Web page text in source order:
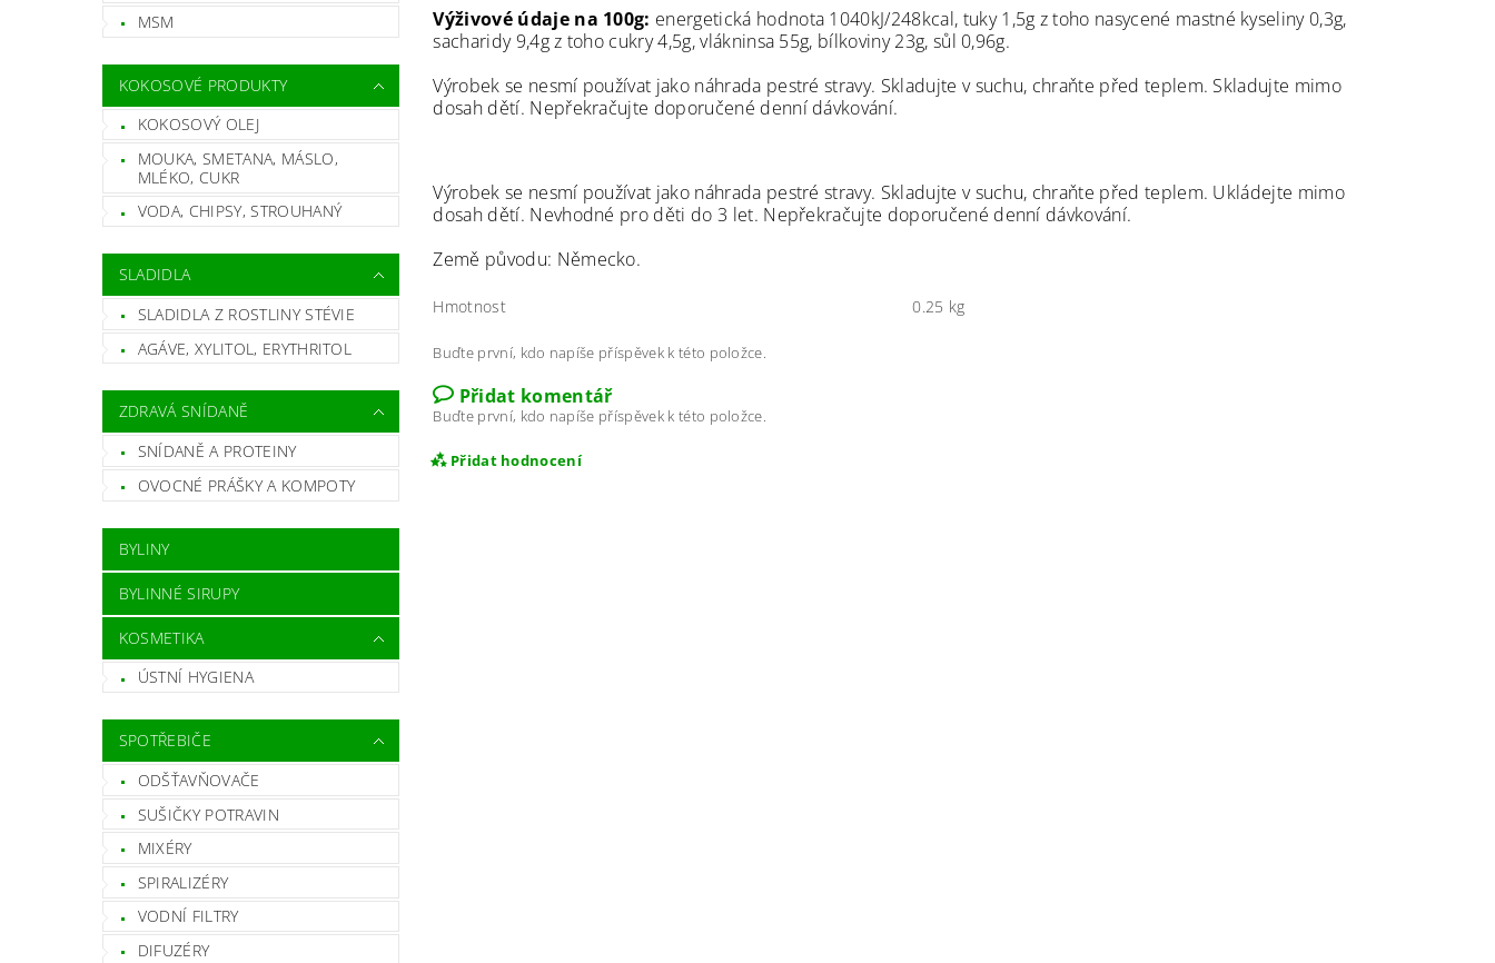
MSM
KOKOSOVÉ PRODUKTY
KOKOSOVÝ OLEJ
MOUKA, SMETANA, MÁSLO,
MLÉKO, CUKR
VODA, CHIPSY, STROUHANÝ
SLADIDLA
SLADIDLA Z ROSTLINY STÉVIE
AGÁVE, XYLITOL, ERYTHRITOL
ZDRAVÁ SNÍDANĚ
SNÍDANĚ A PROTEINY
OVOCNÉ PRÁŠKY A KOMPOTY
BYLINY
BYLINNÉ SIRUPY
KOSMETIKA
ÚSTNÍ HYGIENA
SPOTŘEBIČE
ODŠŤAVŇOVAČE
SUŠIČKY POTRAVIN
MIXÉRY
SPIRALIZÉRY
VODNÍ FILTRY
DIFUZÉRY
Výživové údaje na 100g: energetická hodnota 1040kJ/248kcal, tuky 1,5g z toho nasycené mastné kyseliny 0,3g,
sacharidy 9,4g z toho cukry 4,5g, vlákninsa 55g, bílkoviny 23g, sůl 0,96g.
Výrobek se nesmí používat jako náhrada pestré stravy. Skladujte v suchu, chraňte před teplem. Skladujte mimo
dosah dětí. Nepřekračujte doporučené denní dávkování.
Výrobek se nesmí používat jako náhrada pestré stravy. Skladujte v suchu, chraňte před teplem. Ukládejte mimo
dosah dětí. Nevhodné pro děti do 3 let. Nepřekračujte doporučené denní dávkování.
Země původu: Německo.
Hmotnost 0.25 kg
Buďte první, kdo napíše příspěvek k této položce.
Přidat komentář
Buďte první, kdo napíše příspěvek k této položce.
Přidat hodnocení